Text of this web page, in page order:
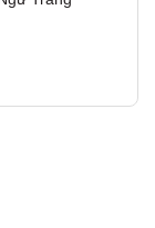
phải, khi
quá nồng.